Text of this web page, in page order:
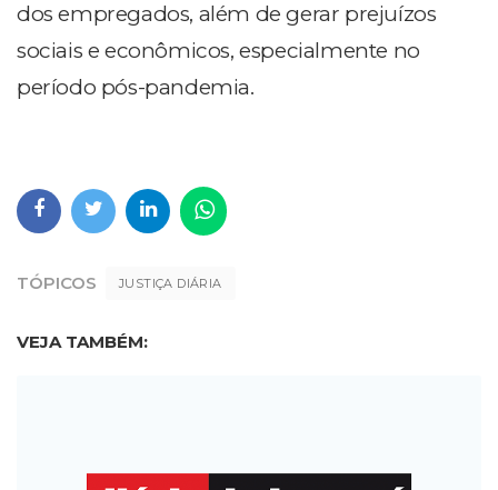
dos empregados, além de gerar prejuízos
sociais e econômicos, especialmente no
período pós-pandemia.
TÓPICOS JUSTIÇA DIÁRIA
VEJA TAMBÉM: